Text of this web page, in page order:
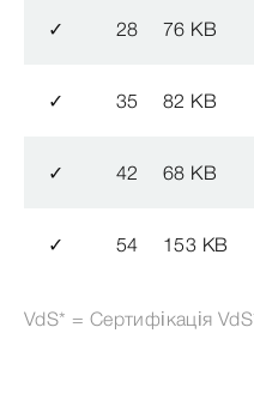
✓ 28 76 KB
✓ 35 82 KB
✓ 42 68 KB
✓ 54 153 KB
VdS* = Сертифікація